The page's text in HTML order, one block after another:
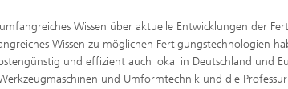
Wissen über aktuelle Entwicklungen der
Wissen zu möglichen Fertigungstechnologien
und effizient auch lokal in Deutschland und
und Umformtechnik und die